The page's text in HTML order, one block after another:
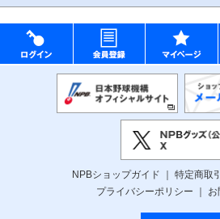
NPBショップガイド
特定商取
プライバシーポリシー
お